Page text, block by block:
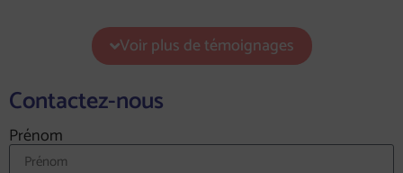
Voir plus de témoignages
Contactez-nous
Prénom